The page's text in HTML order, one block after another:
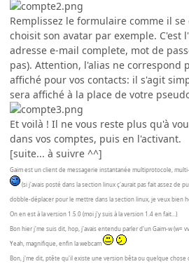
Remplissez le formulaire comme il se
choisit son avatar par exemple. C'est
adresse e-mail complete, mot de
pas). Attention, l'alias ne correspond
affiché pour vos contacts: il s'agit
sera affiché à la place de votre
Et voilà ! Il ne vous reste plus qu'à
dans vos comptes, puis en l'activant.
[suite... à suivre ^^]
Gaim est un client de messagerie instantanée multiprotocole,
(si j'avais posté dans la section linux ç'aurait pas fait assez de
dobble-déplacer pour le mettre dans la section linux, je veux bien
On en est à la version 1.5.0 (moi j'y suis à la version 1.4 en fait...)
Bon hier j'me suis dit, hop, j'avais entendu parler d'un Gaim-w (w=
Yeah, magnifique, enfin la webcam
Bon, j'me dit, ptête qu'il existe une version bêta ou quelque chose